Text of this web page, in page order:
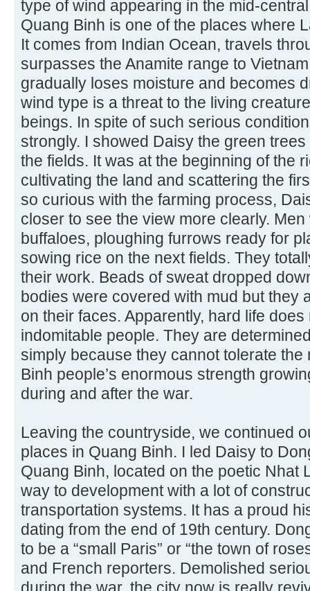
type of wind appearing in the mid-
Quang Binh is one of the places where
It comes from Indian Ocean, travels
surpasses the Anamite range to
gradually loses moisture and becomes
wind type is a threat to the living
beings. In spite of such serious
strongly. I showed Daisy the green
the fields. It was at the beginning of the
cultivating the land and scattering the
so curious with the farming process,
closer to see the view more clearly.
buffaloes, ploughing furrows ready for
sowing rice on the next fields. They
their work. Beads of sweat dropped
bodies were covered with mud but they
on their faces. Apparently, hard life
indomitable people. They are
simply because they cannot tolerate the
Binh people’s enormous strength
during and after the war.
Leaving the countryside, we continued
places in Quang Binh. I led Daisy to
Quang Binh, located on the poetic Nhat
way to development with a lot of
transportation systems. It has a proud
dating from the end of 19th century.
to be a “small Paris” or “the town of
and French reporters. Demolished